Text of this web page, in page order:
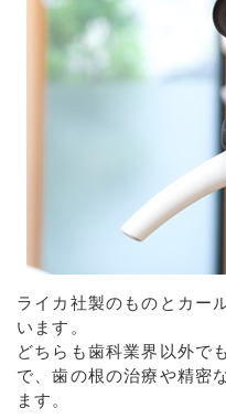
ライカ社製のものとカー
います。
どちらも歯科業界以外で
で、歯の根の治療や精密
ます。